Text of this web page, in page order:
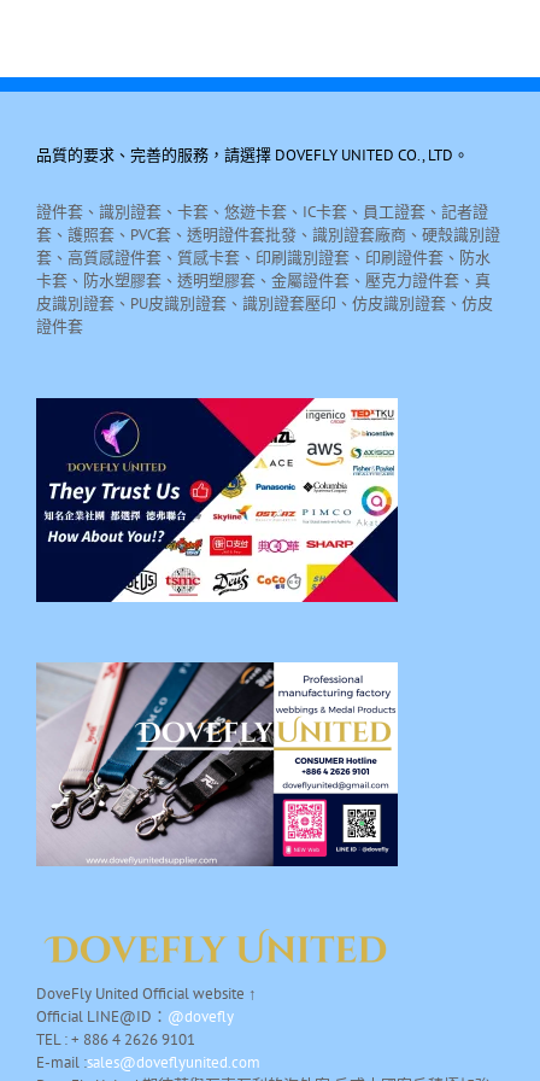
品質的要求、完善的服務，請選擇 DOVEFLY UNITED CO., LTD。
證件套、識別證套、卡套、悠遊卡套、IC卡套、員工證套、記者證
套、護照套、PVC套、透明證件套批發、識別證套廠商、硬殼識別證
套、高質感證件套、質感卡套、印刷識別證套、印刷證件套、防水
卡套、防水塑膠套、透明塑膠套、金屬證件套、壓克力證件套、真
皮識別證套、PU皮識別證套、識別證套壓印、仿皮識別證套、仿皮
證件套
DoveFly United Official website ↑
Official LINE@ID： @dovefly
TEL : + 886 4 2626 9101
E-mail :sales@doveflyunited.com